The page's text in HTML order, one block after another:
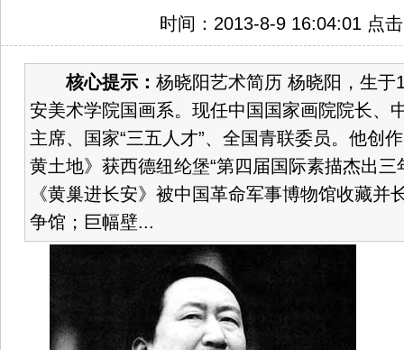
时间：2013-8-9 16:04:01 点
核心提示： 杨晓阳艺术简历 杨晓阳，生于
安美术学院国画系。现任中国国家画院院长、
主席、国家“三五人才”、全国青联委员。他创
黄土地》获西德纽纶堡“第四届国际素描杰出三
《黄巢进长安》被中国革命军事博物馆收藏并
争馆；巨幅壁...